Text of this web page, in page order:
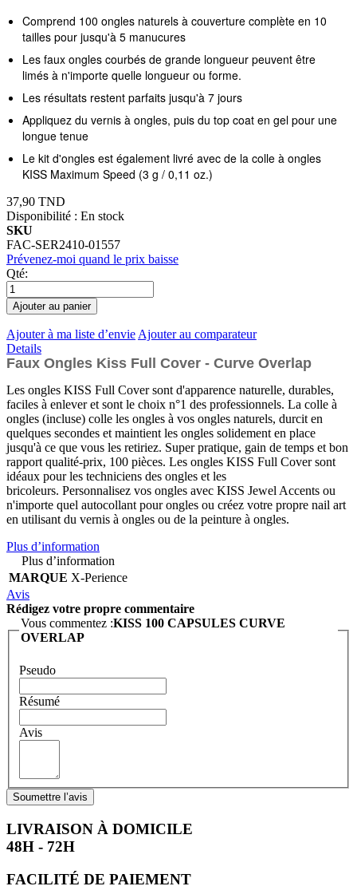
Comprend 100 ongles naturels à couverture complète en 10
tailles pour jusqu'à 5 manucures
Les faux ongles courbés de grande longueur peuvent être
limés à n'importe quelle longueur ou forme.
Les résultats restent parfaits jusqu'à 7 jours
Appliquez du vernis à ongles, puis du top coat en gel pour une
longue tenue
Le kit d'ongles est également livré avec de la colle à ongles
KISS Maximum Speed ​​(3 g / 0,11 oz.)
37,90 TND
Disponibilité : En stock
SKU
FAC-SER2410-01557
Prévenez-moi quand le prix baisse
Qté:
Ajouter au panier
Ajouter à ma liste d’envie Ajouter au comparateur
Details
Faux Ongles Kiss Full Cover - Curve Overlap
Les ongles KISS Full Cover sont d'apparence naturelle, durables,
faciles à enlever et sont le choix n°1 des professionnels. La colle à
ongles (incluse) colle les ongles à vos ongles naturels, durcit en
quelques secondes et maintient les ongles solidement en place
jusqu'à ce que vous les retiriez. Super pratique, gain de temps et bon
rapport qualité-prix, 100 pièces. Les ongles KISS Full Cover sont
idéaux pour les techniciens des ongles et les
bricoleurs. Personnalisez vos ongles avec KISS Jewel Accents ou
n'importe quel autocollant pour ongles ou créez votre propre nail art
en utilisant du vernis à ongles ou de la peinture à ongles.
Plus d’information
Plus d’information
MARQUE X-Perience
Avis
Rédigez votre propre commentaire
Vous commentez :KISS 100 CAPSULES CURVE
OVERLAP
Pseudo
Résumé
Avis
Soumettre l’avis
LIVRAISON À DOMICILE
48H - 72H
FACILITÉ DE PAIEMENT